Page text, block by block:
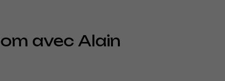
avec Alain